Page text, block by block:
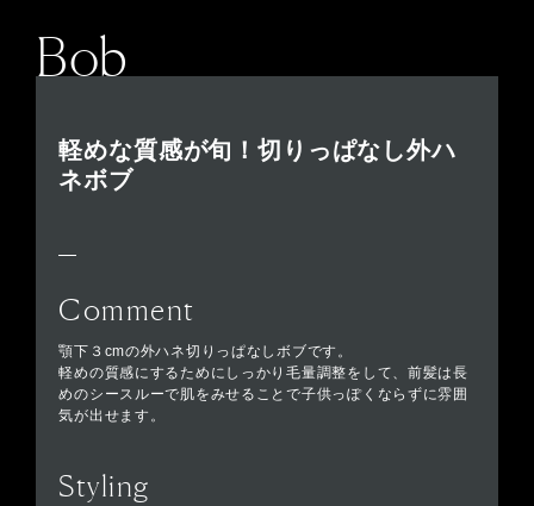
Bob
軽めな質感が旬！切りっぱなし外ハ
ネボブ
Comment
顎下３cmの外ハネ切りっぱなしボブです。
軽めの質感にするためにしっかり毛量調整をして、前髪は長
めのシースルーで肌をみせることで子供っぽくならずに雰囲
気が出せます。
Styling